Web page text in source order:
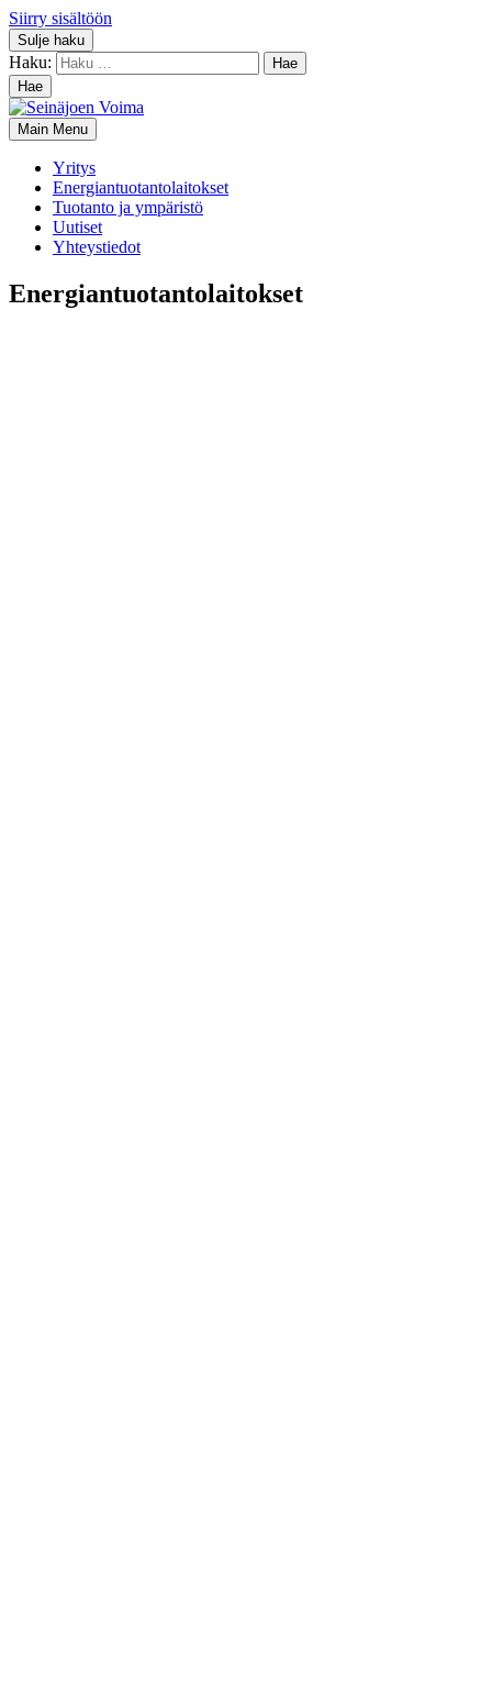
Siirry sisältöön
Sulje haku
Haku:
Hae
Main Menu
Yritys
Energiantuotantolaitokset
Tuotanto ja ympäristö
Uutiset
Yhteystiedot
Energian­tuotanto­laitokset